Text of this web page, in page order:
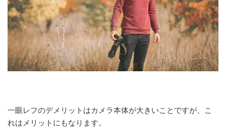
一眼レフのデメリットはカメラ本体が大きいことですが、こ
れはメリットにもなります。